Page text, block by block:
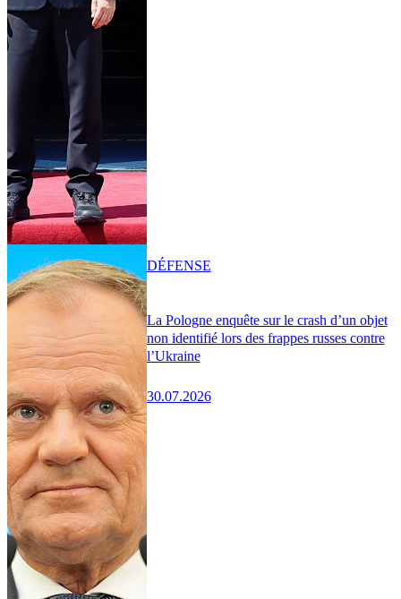
La Pologne enquête sur le crash d’un objet
non identifié lors des frappes russes contre
l’Ukraine
30.07.2026
DÉFENSE